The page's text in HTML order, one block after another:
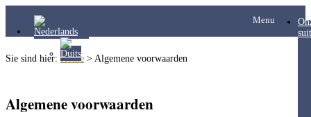
Menu
Sie sind hier: Home > Algemene voorwaarden
Algemene voorwaarden